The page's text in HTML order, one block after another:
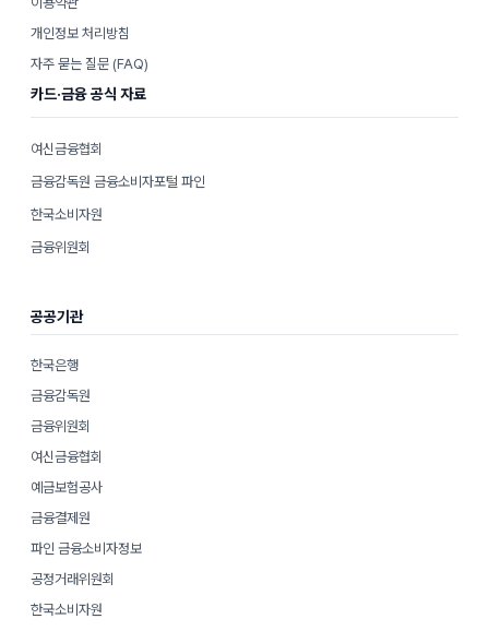
개인정보 처리방침
자주 묻는 질문 (FAQ)
카드·금융 공식 자료
여신금융협회
금융감독원 금융소비자포털 파인
한국소비자원
금융위원회
공공기관
한국은행
금융감독원
금융위원회
여신금융협회
예금보험공사
금융결제원
파인 금융소비자정보
공정거래위원회
한국소비자원